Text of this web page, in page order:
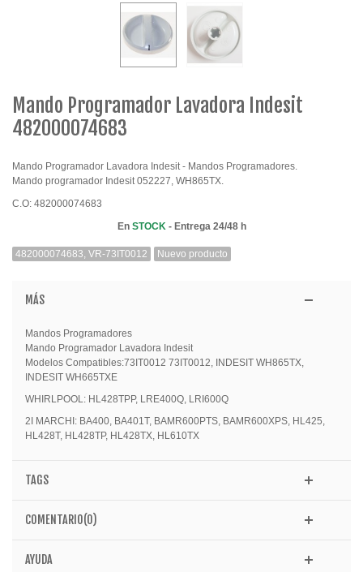
Mando Programador Lavadora Indesit
482000074683
Mando Programador Lavadora Indesit - Mandos Programadores.
Mando programador Indesit 052227, WH865TX.
C.O: 482000074683
En STOCK - Entrega 24/48 h
482000074683, VR-73IT0012 Nuevo producto
MÁS
Mandos Programadores
Mando Programador Lavadora Indesit
Modelos Compatibles:73IT0012 73IT0012, INDESIT WH865TX,
INDESIT WH665TXE
WHIRLPOOL: HL428TPP, LRE400Q, LRI600Q
2I MARCHI: BA400, BA401T, BAMR600PTS, BAMR600XPS, HL425,
HL428T, HL428TP, HL428TX, HL610TX
TAGS
COMENTARIO(0)
AYUDA